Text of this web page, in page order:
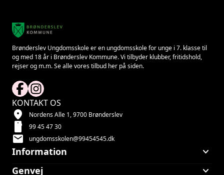
Brønderslev Ungdomsskole er en ungdomsskole for unge i 7. klasse til
og med 18 år i Brønderslev Kommune. Vi tilbyder klubber, fritidshold,
rejser og m.m. Se alle vores tilbud her på siden.
KONTAKT OS
location_on Nordens Alle 1, 9700 Brønderslev
smartphone 99 45 47 30
mail ungdomsskolen@99454545.dk
Information keyboard_arrow_down
Genvej keyboard_arrow_down